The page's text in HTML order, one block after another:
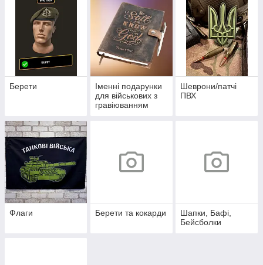
Берети
Іменні подарунки
для військових з
гравіюванням
Шеврони/патчі
ПВХ
Флаги Берети та кокарди
Шапки, Бафі,
Бейсболки